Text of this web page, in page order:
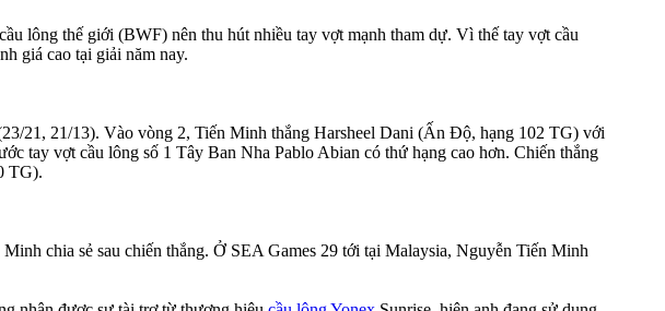
lông thế giới (BWF) nên thu hút nhiều tay vợt mạnh tham dự. Vì thế tay vợt cầu
giá cao tại giải năm nay.
21, 21/13). Vào vòng 2, Tiến Minh thắng Harsheel Dani (Ấn Độ, hạng 102 TG) với
tay vợt cầu lông số 1 Tây Ban Nha Pablo Abian có thứ hạng cao hơn. Chiến thắng
TG).
chia sẻ sau chiến thắng. Ở SEA Games 29 tới tại Malaysia, Nguyễn Tiến Minh